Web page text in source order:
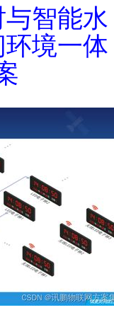
智能水
境一体